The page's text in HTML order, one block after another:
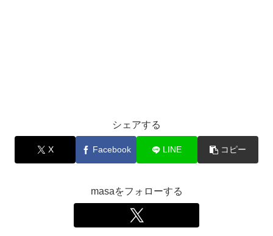
シェアする
X Facebook LINE コピー
masaをフォローする